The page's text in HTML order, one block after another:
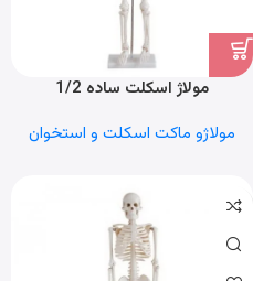
مولاژ اسکلت ساده 1/2
مولاژو ماکت اسکلت و استخوان